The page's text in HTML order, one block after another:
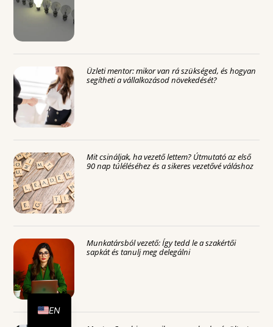
Üzleti mentor: mikor van rá szükséged, és hogyan
segítheti a vállalkozásod növekedését?
Mit csináljak, ha vezető lettem? Útmutató az első
90 nap túléléséhez és a sikeres vezetővé váláshoz
Munkatársból vezető: Így tedd le a szakértői
sapkát és tanulj meg delegálni
EN
HU
DE